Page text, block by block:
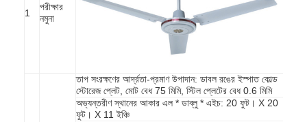
1
পরীক্ষার
নমুনা
তাপ সংরক্ষণের আর্দ্রতা-প্রমাণ উপাদান: ডাবল রঙের ইস্পাত কোল্ড
স্টোরেজ প্লেট, মোট বেধ 75 মিমি, স্টিল প্লেটের বেধ 0.6 মিমি
অভ্যন্তরীণ স্থানের আকার এল * ডাব্লু * এইচ: 20 ফুট। X 20
ফুট। X 11 ইঞ্চি